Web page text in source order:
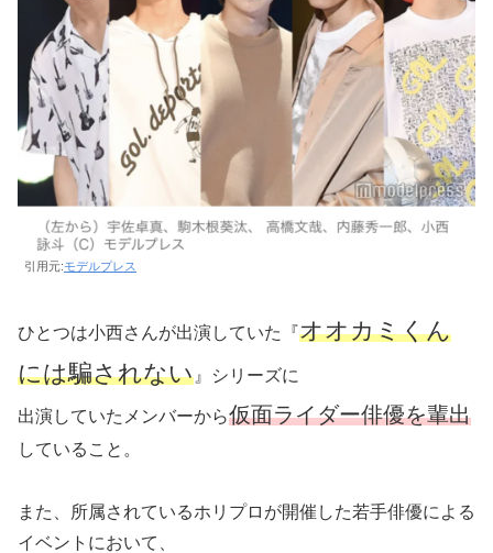
引用元:モデルプレス
ひとつは小西さんが出演していた『オオカミくん
には騙されない 』シリーズに
出演していたメンバーから仮面ライダー俳優を輩出
していること。
また、所属されているホリプロが開催した若手俳優による
イベントにおいて、